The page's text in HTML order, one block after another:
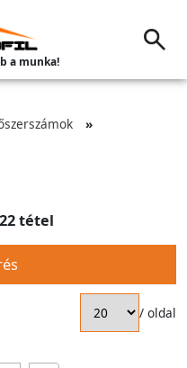
a munka!
tétel
/ oldal